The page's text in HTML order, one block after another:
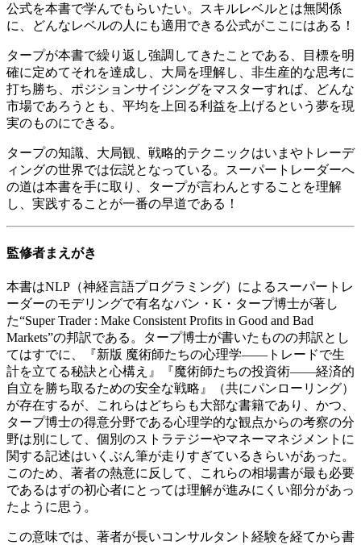
公式を本書で学んでもらいたい。スキルレベルとは無関係
に、どんなレベルの人にも適用できる公式がここにはある！
タープが本書で繰り返し強調してきたことである、目標を明
確に定めてそれを達成し、大局を理解し、非生産的な思考に
打ち勝ち、ポジションサイジングをマスターすれば、どんな
市場であろうとも、平均を上回る利益を上げるという夢を現
実のものにできる。
タープの知識、大局観、戦略的テクニックはいまやトレーデ
ィングの世界では伝説となっている。スーパートレーダーへ
の道は本書を手に取り、タープが言わんとすることを理解
し、実践することが一番の早道である！
監修者まえがき
本書はNLP（神経言語プログラミング）によるスーパートレ
ーダーのモデリングで有名なバン・K・タープ博士が著し
た“Super Trader : Make Consistent Profits in Good and Bad
Markets”の邦訳である。タープ博士が書いたものの邦訳とし
てはすでに、『新版 魔術師たちの心理学――トレードで生
計を立てる秘訣と心構え』『魔術師たちの投資術――経済的
自立を勝ち取るための安全な戦略』（共にパンローリング）
が存在するが、これらはどちらも大部な書籍であり、かつ、
タープ博士の得意分野である心理学的な観点からの考察の分
野は別にして、個別のストラテジーやマネーマネジメントに
関する記述はいくぶん筆が走りすぎているきらいがあった。
このため、著者の熱意に反して、これらの相場書が最も必要
であるはずの初心者にとっては理解が進みにくい部分があっ
たように思う。
この意味では、著者が長いコンサルタント経験を経てから書